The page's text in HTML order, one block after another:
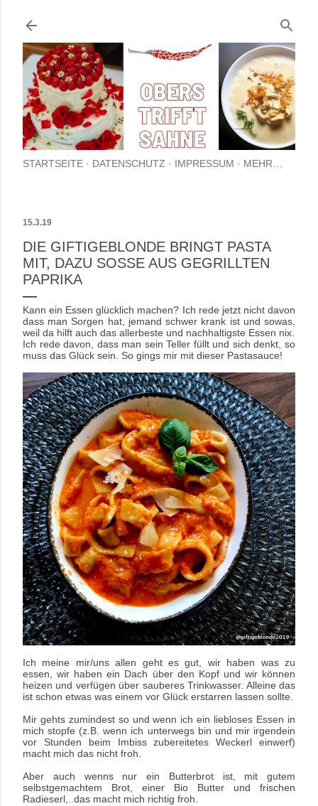
STARTSEITE DATENSCHUTZ IMPRESSUM MEHR…
15.3.19
DIE GIFTIGEBLONDE BRINGT PASTA
MIT, DAZU SOSSE AUS GEGRILLTEN P
APRIKA
Kann ein Essen glücklich machen? Ich rede jetzt nicht davon
dass man Sorgen hat, jemand schwer krank ist und sowas,
weil da hilft auch das allerbeste und nachhaltigste Essen nix.
Ich rede davon, dass man sein Teller füllt und sich denkt, so
muss das Glück sein. So gings mir mit dieser Pastasauce!
Ich meine mir/uns allen geht es gut, wir haben was zu
essen, wir haben ein Dach über den Kopf und wir können
heizen und verfügen über sauberes Trinkwasser. Alleine das
ist schon etwas was einem vor Glück erstarren lassen sollte.
Mir gehts zumindest so und wenn ich ein liebloses Essen in
mich stopfe (z.B. wenn ich unterwegs bin und mir irgendein
vor Stunden beim Imbiss zubereitetes Weckerl einwerf)
macht mich das nicht froh.
Aber auch wenns nur ein Butterbrot ist, mit gutem
selbstgemachtem Brot, einer Bio Butter und frischen
Radieserl,..das macht mich richtig froh.